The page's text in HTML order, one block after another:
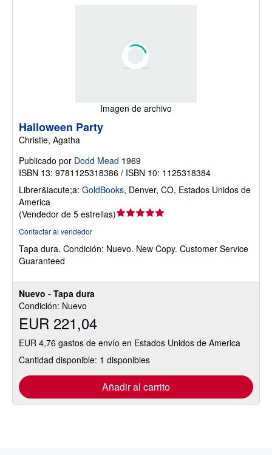
Imagen de archivo
Nuevo - Tapa dura
Condición: Nuevo
EUR 221,04
EUR 4,76 gastos de envío en Estados Unidos de America
Cantidad disponible: 1 disponibles
Añadir al carrito
Halloween Party
Christie, Agatha
Publicado por Dodd Mead 1969
ISBN 13: 9781125318386 / ISBN 10: 1125318384
Librer&iacute;a: GoldBooks, Denver, CO, Estados Unidos de
America
(Vendedor de 5 estrellas)Calificación
5
Contactar al vendedor
Tapa dura. Condición: Nuevo. New Copy. Customer Service
Guaranteed